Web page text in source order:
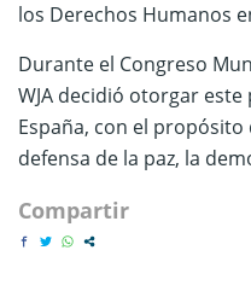
los Derechos Humanos
Durante el Congreso
WJA decidió otorgar
España, con el
defensa de la paz, la
Compartir